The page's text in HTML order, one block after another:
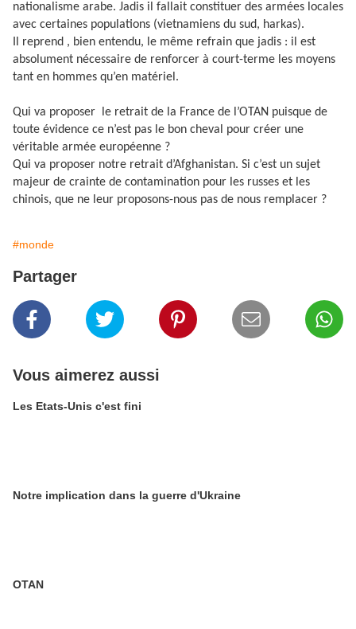
nationalisme arabe. Jadis il fallait constituer des armées locales
avec certaines populations (vietnamiens du sud, harkas).
Il reprend , bien entendu, le même refrain que jadis : il est
absolument nécessaire de renforcer à court-terme les moyens
tant en hommes qu’en matériel.
Qui va proposer
le retrait de la France de l’OTAN puisque de
toute évidence ce n’est pas le bon cheval pour créer une
véritable armée européenne ?
Qui va proposer notre retrait d’Afghanistan. Si c’est un sujet
majeur de crainte de contamination pour les russes et les
chinois, que ne leur proposons-nous pas de nous remplacer ?
#monde
Partager
Vous aimerez aussi
Les Etats-Unis c'est fini
Notre implication dans la guerre d'Ukraine
OTAN